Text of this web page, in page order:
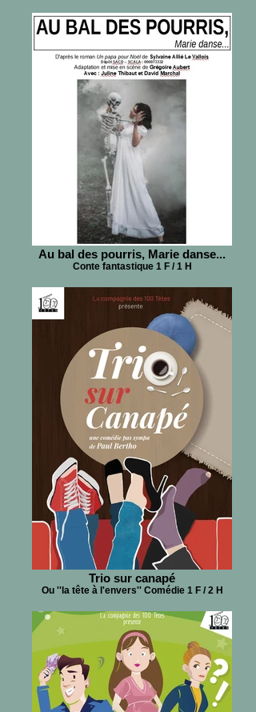
Au bal des pourris, Marie danse...
Conte fantastique 1 F / 1 H
Trio sur canapé
Ou ''la tête à l'envers'' Comédie 1 F / 2 H